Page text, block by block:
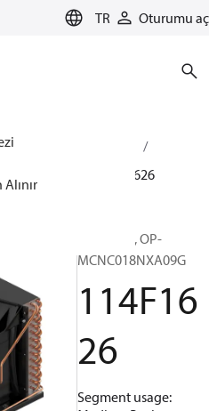
TR Oturumu aç
Çözümleri - soğutma
114F1626
Optyma™, OP-
MCNC018NXA09G
114F16
26
Segment usage: